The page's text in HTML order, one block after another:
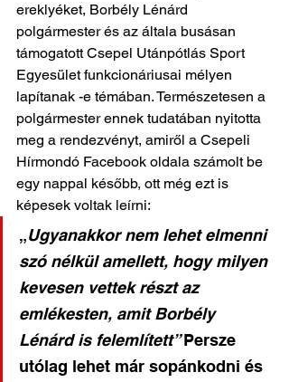
ereklyéket, Borbély Lénárd
polgármester és az általa busásan
támogatott Csepel Utánpótlás Sport
Egyesület funkcionáriusai mélyen
lapítanak -e témában. Természetesen a
polgármester ennek tudatában nyitotta
meg a rendezvényt, amiről a Csepeli
Hírmondó Facebook oldala számolt be
egy nappal később, ott még ezt is
képesek voltak leírni:
„Ugyanakkor nem lehet elmenni
szó nélkül amellett, hogy milyen
kevesen vettek részt az
emlékesten, amit Borbély
Lénárd is felemlített” Persze
utólag lehet már sopánkodni és